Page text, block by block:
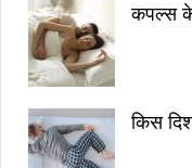
कपल्स
किस